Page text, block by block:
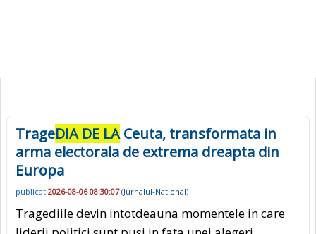
TrageDIA DE LACeuta, transformata in
arma electorala de extrema dreapta din
Europa
publicat 2026-08-06 08:30:07(Jurnalul-National)
Tragediile devin intotdeauna momentele in care